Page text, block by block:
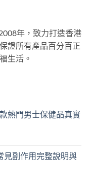
年，致力打造香港
證所有產品百分百正
生活。
熱門男士保健品真實
見副作用完整說明與